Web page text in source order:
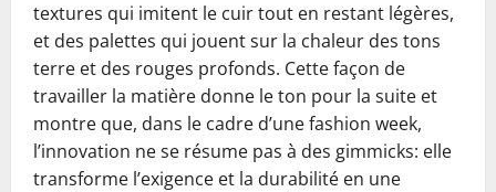
textures qui imitent le cuir tout en restant légères,
et des palettes qui jouent sur la chaleur des tons
terre et des rouges profonds. Cette façon de
travailler la matière donne le ton pour la suite et
montre que, dans le cadre d’une fashion week,
l’innovation ne se résume pas à des gimmicks: elle
transforme l’exigence et la durabilité en une